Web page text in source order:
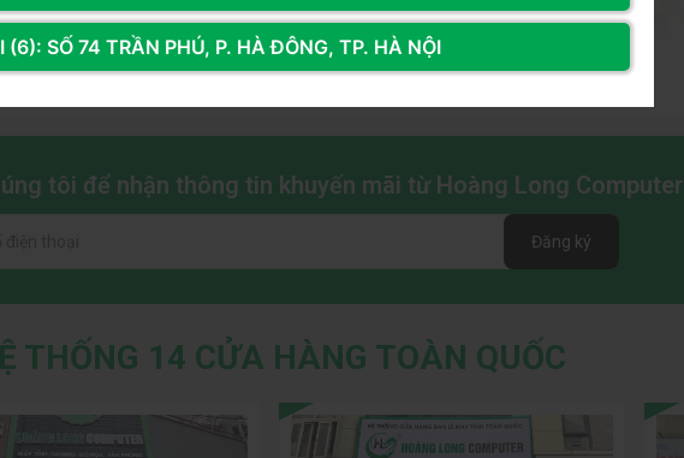
Xem thêm
tôi để nhận thông tin khuyến mãi từ Hoàng Long Computer
Đăng ký
THỐNG 14 CỬA HÀNG TOÀN QUỐC
(6): SỐ 74 TRẦN PHÚ, P. HÀ ĐÔNG, TP. HÀ NỘI